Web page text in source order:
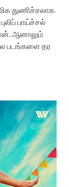
துணிச்சலாக
பாய்ச்சல்
ஆனாலும்
படங்களை தர